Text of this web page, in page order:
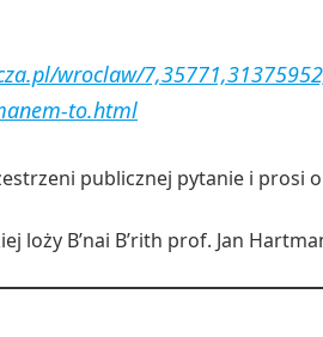
wroclaw/
to.html
publicznej pytanie i prosi
loży B’nai B’rith prof. Jan